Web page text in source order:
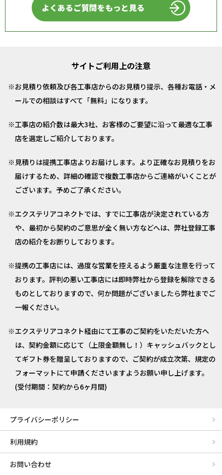
よくあるご質問をもっと見る
サイトご利用上の注意
お見積り依頼及び各工事店からのお見積り提示、各種お電話・メ
ールでの相談はすべて「無料」になります。
工事店の紹介数は最大3社、お客様のご要望に沿って最適な工事
店を選定しご紹介しております。
見積りは提携工事店よりお届けします。より正確なお見積りをお
届けするため、詳細の確認で複数工事店からご連絡がいくことが
ございます。予めご了承ください。
エクステリアコネクトでは、すでに工事店が決定されている方
や、最初から契約のご意思が全く無い方などへは、弊社登録工事
店の紹介をお断りしております。
提携の工事店には、過度な営業を控えるよう厳重な注意を行って
おります。評判の悪い工事店には即時弊社から登録を解除できる
ものとしておりますので、何か問題がございましたら弊社までご
一報ください。
エクステリアコネクト経由にて工事のご契約をいただいた方へ
は、契約金額に応じて（上限金額無し！）キャッシュバックとし
てギフト券を贈呈しておりますので、ご契約が成立次第、規定の
フォーマットにて申請くださいますようお願い申し上げます。
(受付期間：契約から6ヶ月間)
プライバシーポリシー
利用規約
お問い合わせ